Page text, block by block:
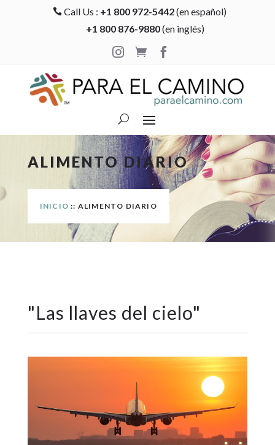
 Call Us : +1 800 972-5442(en español)
+1 800 876-9880(en inglés)

 
ALIMENTO DIARIO
INICIO :: ALIMENTO DIARIO
"Las llaves del cielo"